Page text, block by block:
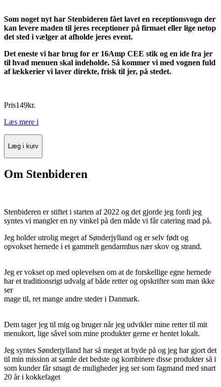
Som noget nyt har Stenbideren fået lavet en receptionsvogn der
kan levere maden til jeres receptioner på firmaet eller lige netop
det sted i vælger at afholde jeres event.
Det eneste vi har brug for er 16Amp CEE stik og en ide fra jer
til hvad menuen skal indeholde. Så kommer vi med vognen fuld
af lækkerier vi laver direkte, frisk til jer, på stedet.
Pris149kr.
Læs mere i
Læg i kurv
Om Stenbideren
Stenbideren er stiftet i starten af 2022 og det gjorde jeg fordi jeg
syntes vi mangler en ny vinkel på den måde vi får catering mad på.
Jeg holder utrolig meget af Sønderjylland og er selv født og
opvokset hernede i et gammelt gendarmhus nær skov og strand.
Jeg er vokset op med oplevelsen om at de forskellige egne hernede
har et traditionsrigt udvalg af både retter og opskrifter som man ikke
ser
mage til, ret mange andre steder i Danmark.
Dem tager jeg til mig og bruger når jeg udvikler mine retter til mit
menukort, lige såvel som mine produkter gerne er hentet lokalt.
Jeg syntes Sønderjylland har så meget at byde på og jeg har gjort det
til min mission at samle det bedste og kombinere disse produkter så i
som kunder får smagt de muligheder jeg ser som fagmand med snart
20 år i kokkefaget